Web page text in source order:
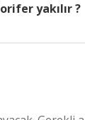
yakılır ?